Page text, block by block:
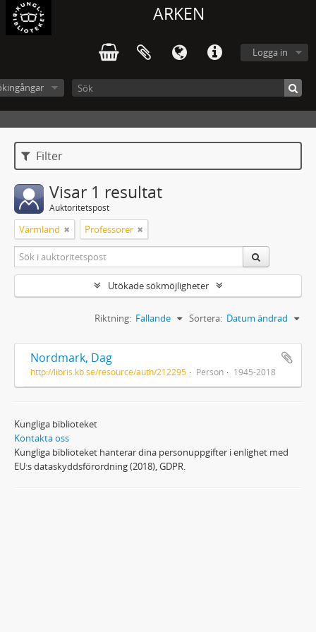
ARKEN
Logga in
Filter
Visar 1 resultat
Auktoritetspost
Värmland Professorer
Utökade sökmöjligheter
Sortera: Datum ändrad
Riktning: Fallande
Nordmark, Dag
http://libris.kb.se/resource/auth/212295 Person 1945-2018
Kungliga biblioteket
Kontakta oss
Kungliga biblioteket hanterar dina personuppgifter i enlighet med
EU:s dataskyddsförordning (2018), GDPR.